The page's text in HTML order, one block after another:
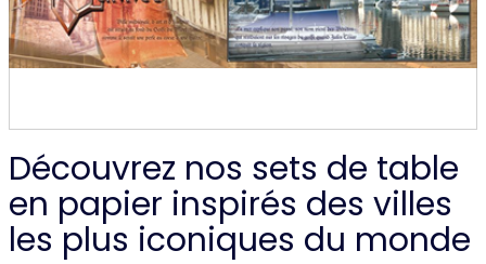
Découvrez nos sets de table
en papier inspirés des villes
les plus iconiques du monde